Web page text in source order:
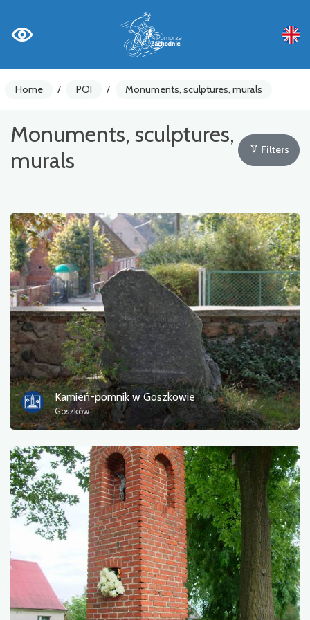
Home / POI / Monuments, sculptures, murals
Monuments, sculptures,
murals
Filters
Kamień-pomnik w Goszkowie
Goszków
Bike counters
Warnings
Places of Interest
Gastronomy
Tourist information
Bathing areas
Culture and entertainment
Resting place
Military
Museum
Accommodation
Campsites